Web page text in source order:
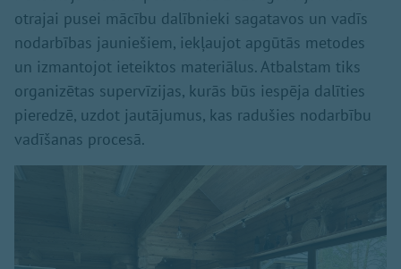
otrajai pusei mācību dalībnieki sagatavos un vadīs
nodarbības jauniešiem, iekļaujot apgūtās metodes
un izmantojot ieteiktos materiālus. Atbalstam tiks
organizētas supervīzijas, kurās būs iespēja dalīties
pieredzē, uzdot jautājumus, kas radušies nodarbību
vadīšanas procesā.